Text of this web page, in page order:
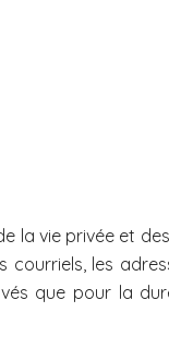
la vie privée et
courriels, les
que pour la